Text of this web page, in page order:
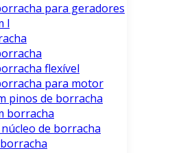
para geradores
l
flexível
para motor
pinos de borracha
borracha
de borracha